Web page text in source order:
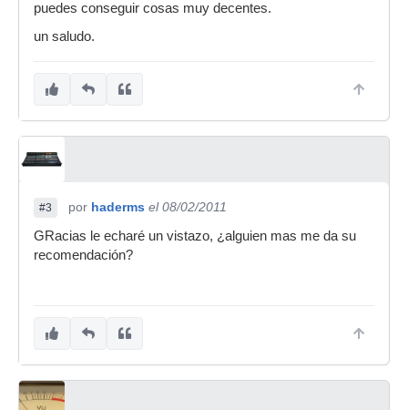
puedes conseguir cosas muy decentes.
un saludo.
#3 por haderms el 08/02/2011
GRacias le echaré un vistazo, ¿alguien mas me da su
recomendación?